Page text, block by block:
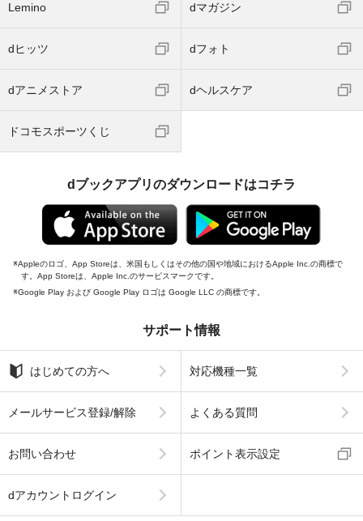
Lemino dマガジン
dヒッツ dフォト
dアニメストア dヘルスケア
ドコモスポーツくじ
dブックアプリのダウンロードはコチラ
Appleのロゴ、App Storeは、米国もしくはその他の国や地域におけるApple Inc.の商標で
す。App Storeは、Apple Inc.のサービスマークです。
Google Play および Google Play ロゴは Google LLC の商標です。
サポート情報
はじめての方へ 対応機種一覧
メールサービス登録/解除 よくある質問
お問い合わせ ポイント表示設定
dアカウントログイン